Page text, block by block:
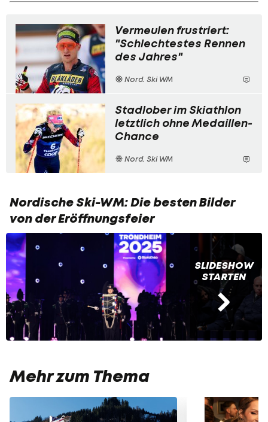
Vermeulen frustriert:
"Schlechtestes Rennen
des Jahres"
Nord. Ski WM
Stadlober im Skiathlon
letztlich ohne Medaillen-
Chance
Nord. Ski WM
Nordische Ski-WM: Die besten Bilder
von der Eröffnungsfeier
SLIDESHOW
STARTEN
Mehr zum Thema